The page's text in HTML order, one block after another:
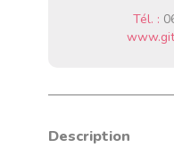
Tél. :
Description